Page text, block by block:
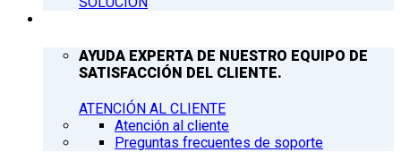
AYUDA EXPERTA DE NUESTRO EQUIPO DE
SATISFACCIÓN DEL CLIENTE.
ATENCIÓN AL CLIENTE
Atención al cliente
Preguntas frecuentes de soporte